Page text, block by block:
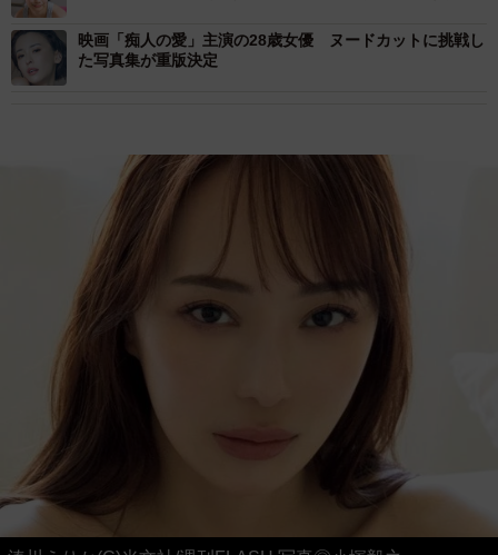
映画「痴人の愛」主演の28歳女優 ヌードカットに挑戦し
た写真集が重版決定